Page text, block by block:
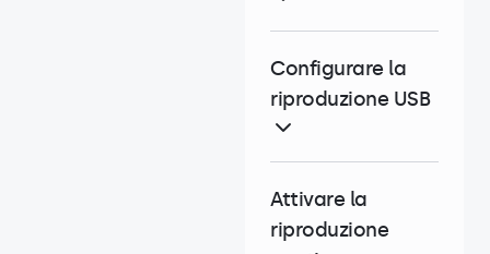
Configurare la
riproduzione USB
Attivare la
riproduzione